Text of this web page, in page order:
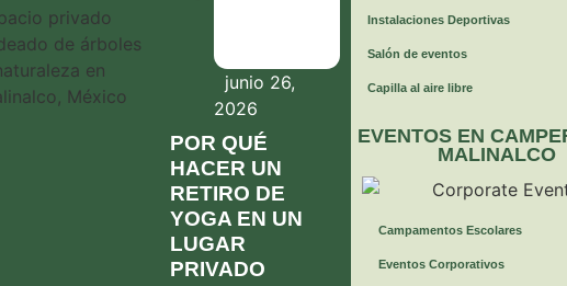
junio 26,
2026
POR QUÉ
HACER UN
RETIRO DE
YOGA EN UN
LUGAR
PRIVADO
Instalaciones Deportivas
Salón de eventos
Capilla al aire libre
EVENTOS EN
MALINALCO
Campamentos Escolares
Eventos Corporativos